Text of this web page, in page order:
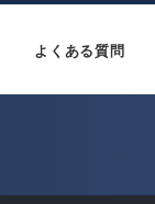
よくある質問